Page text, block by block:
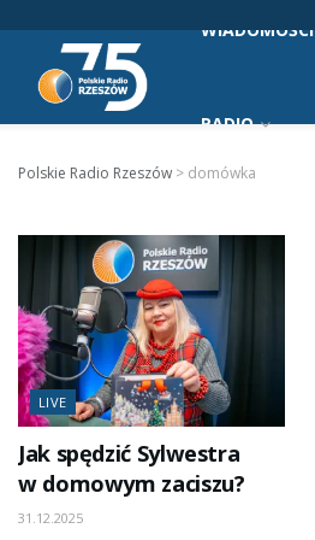
WIADOMOŚCI
RADIO
Polskie Radio Rzeszów > domówka
LIVE
Jak spędzić Sylwestra
w domowym zaciszu?
31.12.2025